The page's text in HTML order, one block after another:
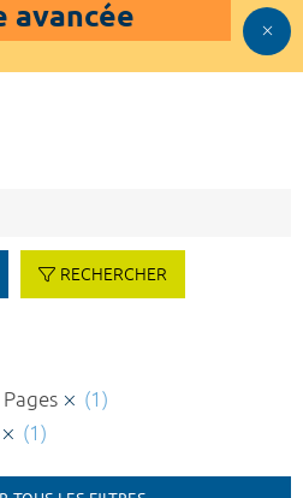
avancée
RECHERCHER
(1)
(1)